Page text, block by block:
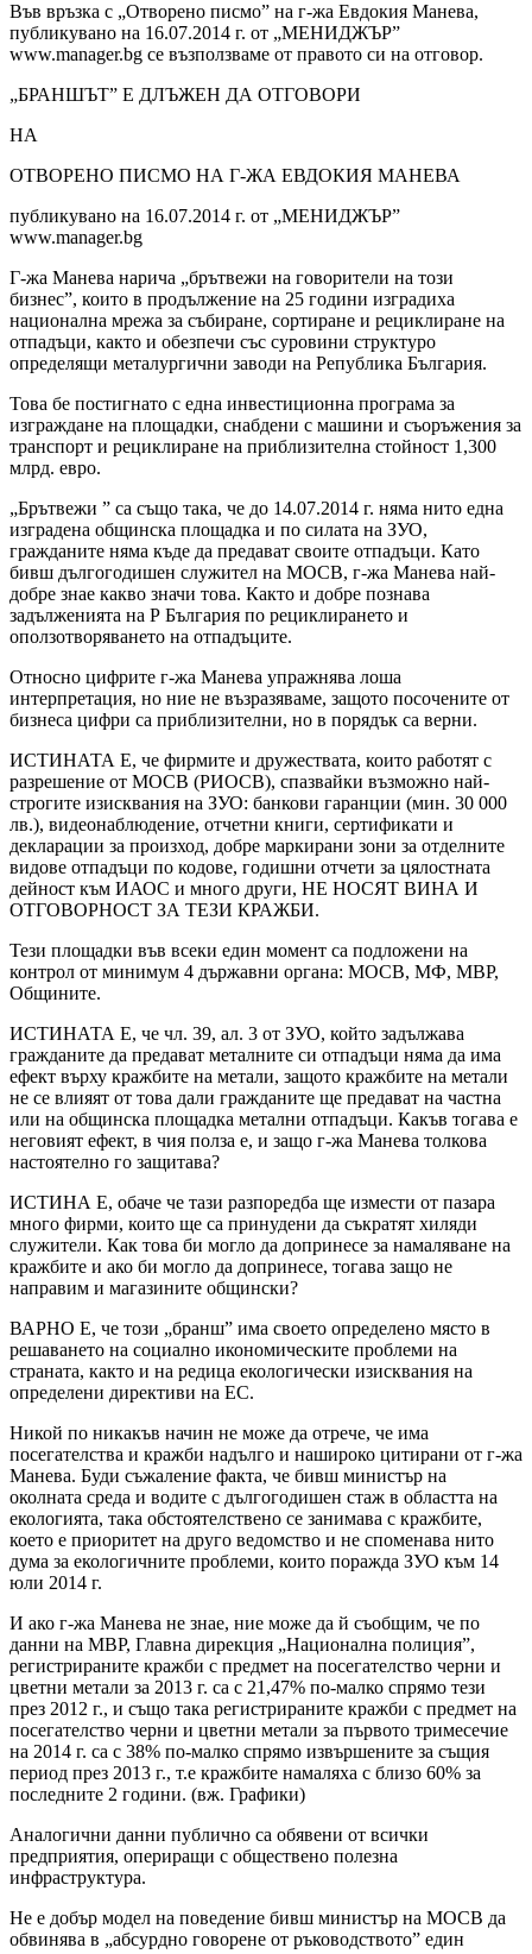
Във връзка с „Отворено писмо” на г-жа Евдокия Манева,
публикувано на 16.07.2014 г. от „МЕНИДЖЪР”
www.manager.bg се възползваме от правото си на отговор.
„БРАНШЪТ” Е ДЛЪЖЕН ДА ОТГОВОРИ
НА
ОТВОРЕНО ПИСМО НА Г-ЖА ЕВДОКИЯ МАНЕВА
публикувано на 16.07.2014 г. от „МЕНИДЖЪР”
www.manager.bg
Г-жа Манева нарича „брътвежи на говорители на този
бизнес”, които в продължение на 25 години изградиха
национална мрежа за събиране, сортиране и рециклиране на
отпадъци, както и обезпечи със суровини структуро
определящи металургични заводи на Република България.
Това бе постигнато с една инвестиционна програма за
изграждане на площадки, снабдени с машини и съоръжения за
транспорт и рециклиране на приблизителна стойност 1,300
млрд. евро.
„Брътвежи ” са също така, че до 14.07.2014 г. няма нито една
изградена общинска площадка и по силата на ЗУО,
гражданите няма къде да предават своите отпадъци. Като
бивш дългогодишен служител на МОСВ, г-жа Манева най-
добре знае какво значи това. Както и добре познава
задълженията на Р България по рециклирането и
оползотворяването на отпадъците.
Относно цифрите г-жа Манева упражнява лоша
интерпретация, но ние не възразяваме, защото посочените от
бизнеса цифри са приблизителни, но в порядък са верни.
ИСТИНАТА Е, че фирмите и дружествата, които работят с
разрешение от МОСВ (РИОСВ), спазвайки възможно най-
строгите изисквания на ЗУО: банкови гаранции (мин. 30 000
лв.), видеонаблюдение, отчетни книги, сертификати и
декларации за произход, добре маркирани зони за отделните
видове отпадъци по кодове, годишни отчети за цялостната
дейност към ИАОС и много други, НЕ НОСЯТ ВИНА И
ОТГОВОРНОСТ ЗА ТЕЗИ КРАЖБИ.
Тези площадки във всеки един момент са подложени на
контрол от минимум 4 държавни органа: МОСВ, МФ, МВР,
Общините.
ИСТИНАТА Е, че чл. 39, ал. 3 от ЗУО, който задължава
гражданите да предават металните си отпадъци няма да има
ефект върху кражбите на метали, защото кражбите на метали
не се влияят от това дали гражданите ще предават на частна
или на общинска площадка метални отпадъци. Какъв тогава е
неговият ефект, в чия полза е, и защо г-жа Манева толкова
настоятелно го защитава?
ИСТИНА Е, обаче че тази разпоредба ще измести от пазара
много фирми, които ще са принудени да съкратят хиляди
служители. Как това би могло да допринесе за намаляване на
кражбите и ако би могло да допринесе, тогава защо не
направим и магазините общински?
ВАРНО Е, че този „бранш” има своето определено място в
решаването на социално икономическите проблеми на
страната, както и на редица екологически изисквания на
определени директиви на ЕС.
Никой по никакъв начин не може да отрече, че има
посегателства и кражби надълго и нашироко цитирани от г-жа
Манева. Буди съжаление факта, че бивш министър на
околната среда и водите с дългогодишен стаж в областта на
екологията, така обстоятелствено се занимава с кражбите,
което е приоритет на друго ведомство и не споменава нито
дума за екологичните проблеми, които поражда ЗУО към 14
юли 2014 г.
И ако г-жа Манева не знае, ние може да й съобщим, че по
данни на МВР, Главна дирекция „Национална полиция”,
регистрираните кражби с предмет на посегателство черни и
цветни метали за 2013 г. са с 21,47% по-малко спрямо тези
през 2012 г., и също така регистрираните кражби с предмет на
посегателство черни и цветни метали за първото тримесечие
на 2014 г. са с 38% по-малко спрямо извършените за същия
период през 2013 г., т.е кражбите намаляха с близо 60% за
последните 2 години. (вж. Графики)
Аналогични данни публично са обявени от всички
предприятия, опериращи с обществено полезна
инфраструктура.
Не е добър модел на поведение бивш министър на МОСВ да
обвинява в „абсурдно говорене от ръководството” един